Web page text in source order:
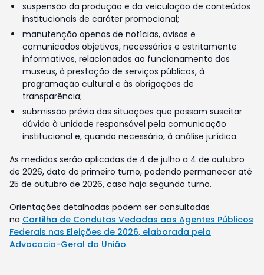
suspensão da produção e da veiculação de conteúdos
institucionais de caráter promocional;
manutenção apenas de notícias, avisos e
comunicados objetivos, necessários e estritamente
informativos, relacionados ao funcionamento dos
museus, à prestação de serviços públicos, à
programação cultural e às obrigações de
transparência;
submissão prévia das situações que possam suscitar
dúvida à unidade responsável pela comunicação
institucional e, quando necessário, à análise jurídica.
As medidas serão aplicadas de 4 de julho a 4 de outubro
de 2026, data do primeiro turno, podendo permanecer até
25 de outubro de 2026, caso haja segundo turno.
Orientações detalhadas podem ser consultadas
na Cartilha de Condutas Vedadas aos Agentes Públicos
Federais nas Eleições de 2026, elaborada pela
Advocacia-Geral da União.